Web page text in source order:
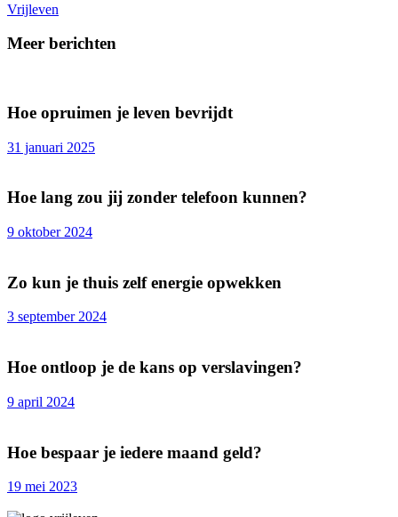
Vrijleven
Meer berichten
Hoe opruimen je leven bevrijdt
31 januari 2025
Hoe lang zou jij zonder telefoon kunnen?
9 oktober 2024
Zo kun je thuis zelf energie opwekken
3 september 2024
Hoe ontloop je de kans op verslavingen?
9 april 2024
Hoe bespaar je iedere maand geld?
19 mei 2023